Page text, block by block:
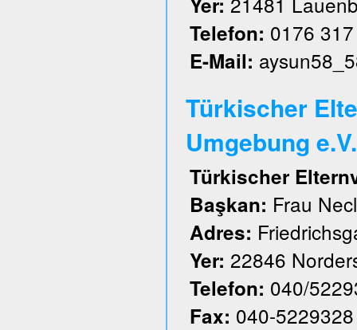
Telefon: 0176
E-Mail:
Türkischer
Umgebung e.V.
Türkischer
Başkan: Frau
Adres:
Yer: 22846
Telefon: 040/
Fax: 040-5229328